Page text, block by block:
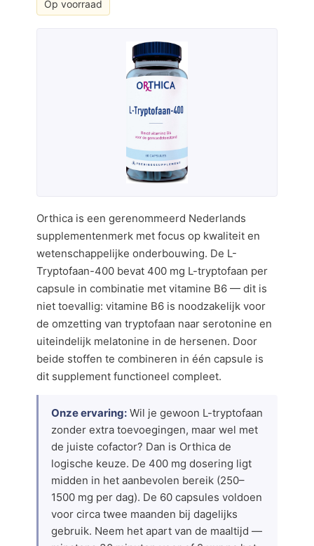
Op voorraad
Orthica is een gerenommeerd Nederlands
supplementenmerk met focus op kwaliteit en
wetenschappelijke onderbouwing. De L-
Tryptofaan-400 bevat 400 mg L-tryptofaan per
capsule in combinatie met vitamine B6 — dit is
niet toevallig: vitamine B6 is noodzakelijk voor
de omzetting van tryptofaan naar serotonine en
uiteindelijk melatonine in de hersenen. Door
beide stoffen te combineren in één capsule is
dit supplement functioneel compleet.
Onze ervaring: Wil je gewoon L-tryptofaan
zonder extra toevoegingen, maar wel met
de juiste cofactor? Dan is Orthica de
logische keuze. De 400 mg dosering ligt
midden in het aanbevolen bereik (250–
1500 mg per dag). De 60 capsules voldoen
voor circa twee maanden bij dagelijks
gebruik. Neem het apart van de maaltijd —